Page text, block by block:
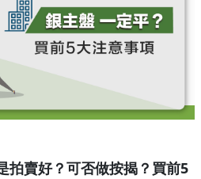
拍賣好？可否做按揭？買前5